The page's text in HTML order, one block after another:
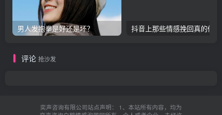
男人发抱拳是好还是坏？ 抖音上那些情感挽回真的假的
评论 抢沙发
奕声咨询有限公司站点声明： 1、本站所有内容，均为